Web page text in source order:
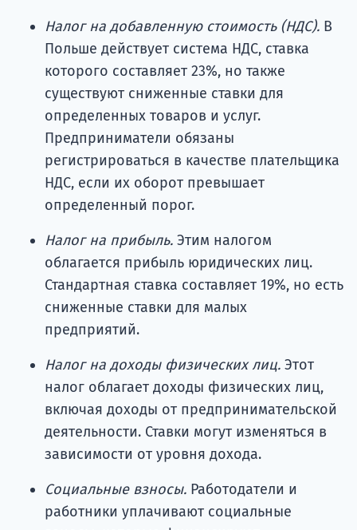
Налог на добавленную стоимость (НДС). В
Польше действует система НДС, ставка
которого составляет 23%, но также
существуют сниженные ставки для
определенных товаров и услуг.
Предприниматели обязаны
регистрироваться в качестве плательщика
НДС, если их оборот превышает
определенный порог.
Налог на прибыль. Этим налогом
облагается прибыль юридических лиц.
Стандартная ставка составляет 19%, но есть
сниженные ставки для малых
предприятий.
Налог на доходы физических лиц. Этот
налог облагает доходы физических лиц,
включая доходы от предпринимательской
деятельности. Ставки могут изменяться в
зависимости от уровня дохода.
Социальные взносы. Работодатели и
работники уплачивают социальные